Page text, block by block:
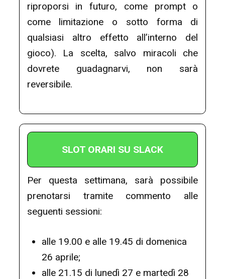
riproporsi in futuro, come prompt o
come limitazione o sotto forma di
qualsiasi altro effetto all’interno del
gioco). La scelta, salvo miracoli che
dovrete guadagnarvi, non sarà
reversibile.
SLOT ORARI SU SLACK
Per questa settimana, sarà possibile
prenotarsi tramite commento alle
seguenti sessioni:
alle 19.00 e alle 19.45 di domenica
26 aprile;
alle 21.15 di lunedì 27 e martedì 28